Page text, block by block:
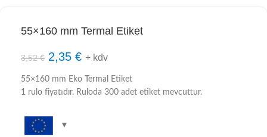
55×160 mm Termal Etiket
3,52€ 2,35 € + kdv
55×160 mm Eko Termal Etiket
1 rulo fiyatıdır. Ruloda 300 adet etiket mevcuttur.